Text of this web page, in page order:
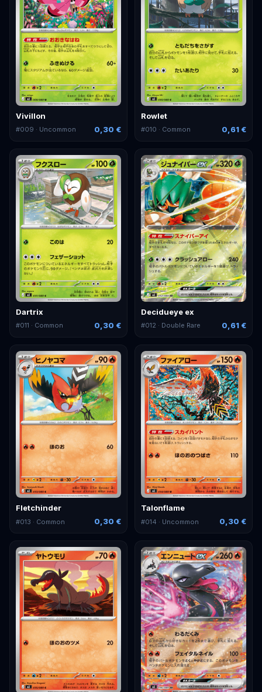
Vivillon
#009 · Uncommon 0,30 €
Rowlet
#010 · Common 0,61 €
Dartrix
#011 · Common 0,30 €
Decidueye ex
#012 · Double Rare 0,61 €
Fletchinder
#013 · Common 0,30 €
Talonflame
#014 · Uncommon 0,30 €